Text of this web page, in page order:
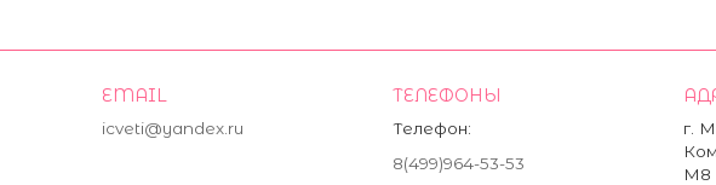
EMAIL
icveti@yandex.ru
ТЕЛЕФОНЫ
Телефон:
8(499)964-53-53
г.
М8